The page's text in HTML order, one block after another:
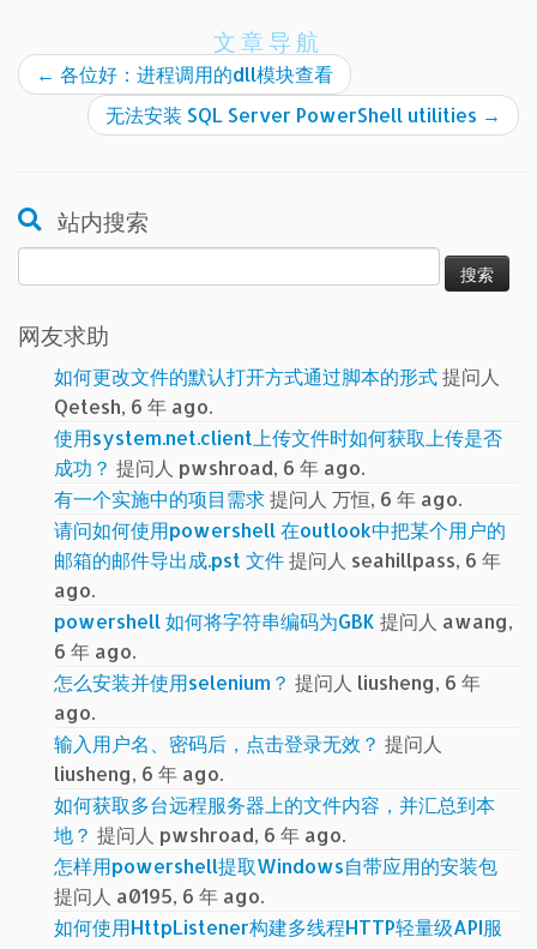
文章导航
← 各位好：进程调用的dll模块查看
无法安装 SQL Server PowerShell utilities →
站内搜索
索：
网友求助
如何更改文件的默认打开方式通过脚本的形式提问人
Qetesh, 6 年 ago.
使用system.net.client上传文件时如何获取上传是否
成功？ 提问人 pwshroad, 6 年 ago.
有一个实施中的项目需求提问人 万恒, 6 年 ago.
请问如何使用powershell 在outlook中把某个用户的
邮箱的邮件导出成.pst 文件提问人 seahillpass, 6 年
ago.
powershell 如何将字符串编码为GBK 提问人 awang,
6 年 ago.
怎么安装并使用selenium？ 提问人 liusheng, 6 年
ago.
输入用户名、密码后，点击登录无效？ 提问人
liusheng, 6 年 ago.
如何获取多台远程服务器上的文件内容，并汇总到本
地？ 提问人 pwshroad, 6 年 ago.
怎样用powershell提取Windows自带应用的安装包
提问人 a0195, 6 年 ago.
如何使用HttpListener构建多线程HTTP轻量级API服